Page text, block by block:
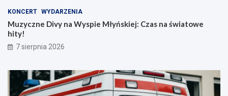
KONCERT WYDARZENIA
Muzyczne Divy na Wyspie Młyńskiej: Czas na światowe
hity!
7 sierpnia 2026